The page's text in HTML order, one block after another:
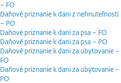
– FO
Daňové priznanie k dani z nehnuteľností
– PO
Daňové priznanie k dani za psa – FO
Daňové priznanie k dani za psa – PO
Daňové priznanie k dani za ubytovanie –
FO
Daňové priznanie k dani za ubytovanie –
PO